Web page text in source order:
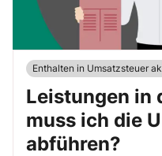
Enthalten in Umsatzsteuer
Leistungen in
muss ich die
abführen?